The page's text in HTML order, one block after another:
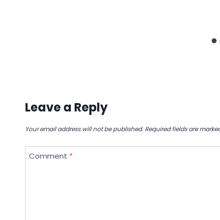
Leave a Reply
Your email address will not be published. Required fields are
Comment *